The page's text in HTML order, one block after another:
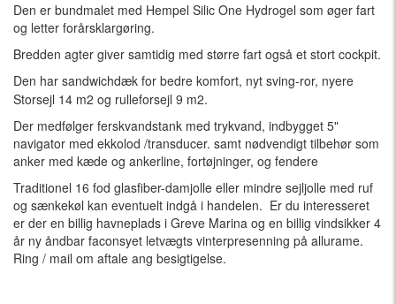
Den er bundmalet med Hempel Silic One Hydrogel som øger fart
og letter forårsklargøring.
Bredden agter giver samtidig med større fart også et stort cockpit.
Den har sandwichdæk for bedre komfort, nyt sving-ror, nyere
Storsejl 14 m2 og rulleforsejl 9 m2.
Der medfølger ferskvandstank med trykvand, indbygget 5"
navigator med ekkolod /transducer. samt nødvendigt tilbehør som
anker med kæde og ankerline, fortøjninger, og fendere
Traditionel 16 fod glasfiber-damjolle eller mindre sejljolle med ruf
og sænkekøl kan eventuelt indgå i handelen. Er du interesseret
er der en billig havneplads i Greve Marina og en billig vindsikker 4
år ny åndbar faconsyet letvægts vinterpresenning på allurame.
Ring / mail om aftale ang besigtigelse.